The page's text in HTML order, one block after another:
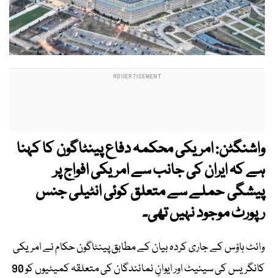
واشنگٹن: امریکی محکمہ دفاع پینٹاگون کا کہنا
ہے کہ ایران کی جانب سے امریکی افواج پر
پیشگی حملے سے متعلق کوئی انٹیلی جنس
رپورٹ موجود نہیں تھی۔
وائٹ ہاؤس کے جاری کردہ بیان کے مطابق پینٹاگون حکام نے امریکی
کانگریس کی سینیٹ اور ایوانِ نمائندگان کی متعلقہ کمیٹیوں کو 90